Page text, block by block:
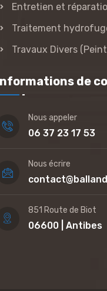
Entretien et
Traitement
Travaux Divers
de
Nous appeler
06 37 23 17 53
Nous écrire
851 Route de Biot
06600 | Antibes